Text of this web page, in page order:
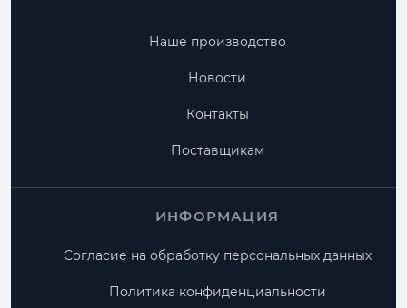
Наше производство
Новости
Контакты
Поставщикам
ИНФОРМАЦИЯ
Согласие на обработку персональных данных
Политика конфиденциальности